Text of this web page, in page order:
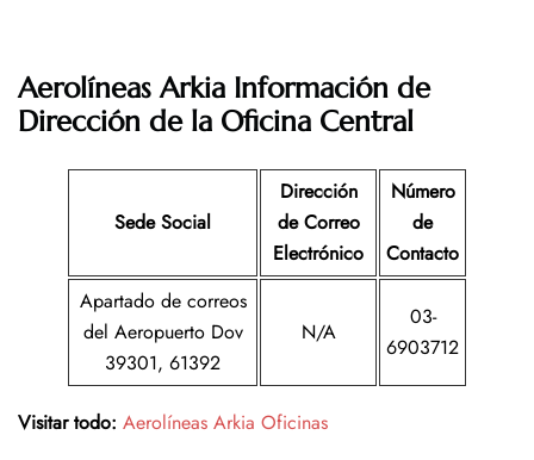
Aerolíneas Arkia Información de
Dirección de la Oficina Central
Sede Social
Dirección
de Correo
Electrónico
Número
de
Contacto
Apartado de correos
del Aeropuerto Dov
39301, 61392
N/A
03-
6903712
Visitar todo: Aerolíneas Arkia Oficinas